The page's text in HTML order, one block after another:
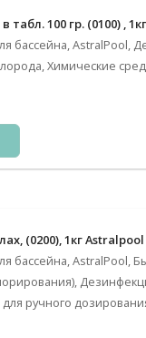
100 гр. (0100) ,
бассейна, AstralPool,
Химические
(0200), 1кг Astralpool
бассейна, AstralPool,
ручного